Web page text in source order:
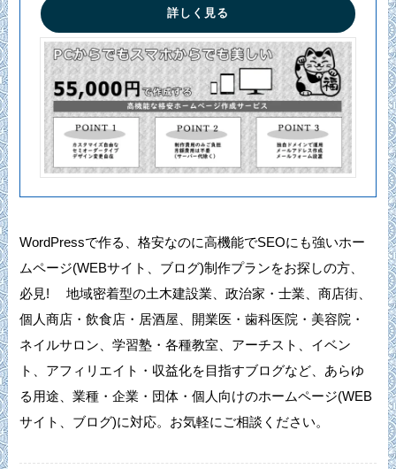
詳しく見る
WordPressで作る、格安なのに高機能でSEOにも強いホー
ムページ(WEBサイト、ブログ)制作プランをお探しの方、
必見! 地域密着型の土木建設業、政治家・士業、商店街、
個人商店・飲食店・居酒屋、開業医・歯科医院・美容院・
ネイルサロン、学習塾・各種教室、アーチスト、イベン
ト、アフィリエイト・収益化を目指すブログなど、あらゆ
る用途、業種・企業・団体・個人向けのホームページ(WEB
サイト、ブログ)に対応。お気軽にご相談ください。